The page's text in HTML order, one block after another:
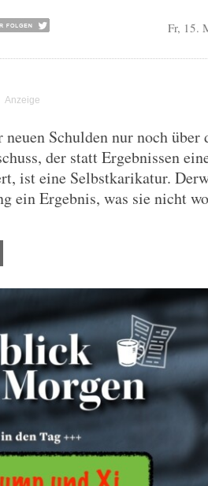
Fr, 15.
Schulden nur noch über
der statt Ergebnissen
ist eine Selbstkarikatur.
ein Ergebnis, was sie nicht